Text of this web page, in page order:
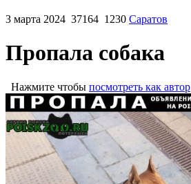
3 марта 2024 37164 1230 Саратов
Пропала собака
Нажмите чтобы посмотреть как автор